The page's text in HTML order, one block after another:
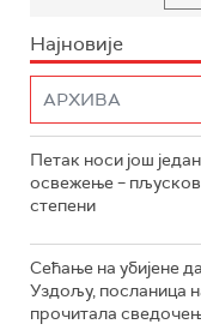
Најновије
Петак носи још
освежење –
степени
Сећање на убијене
Уздољу, посланица
прочитала